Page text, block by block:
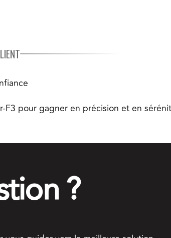
F3 pour gagner en précision et en
?